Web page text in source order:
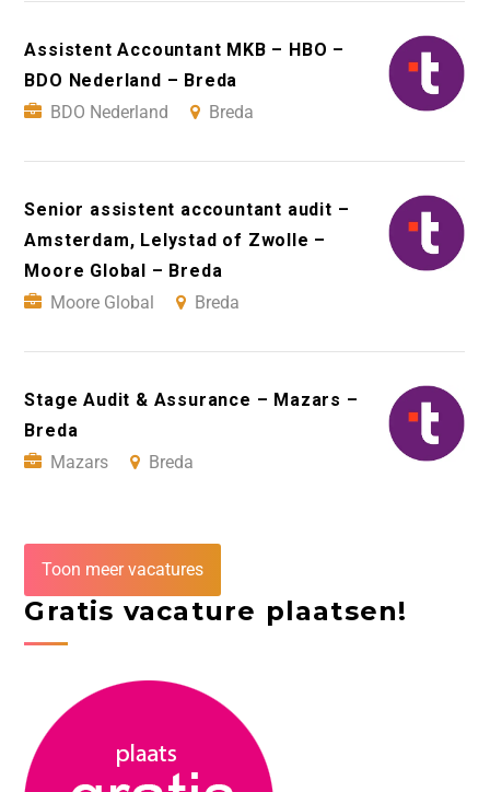
Assistent Accountant MKB – HBO –
BDO Nederland – Breda
BDO Nederland
Breda
Senior assistent accountant audit –
Amsterdam, Lelystad of Zwolle –
Moore Global – Breda
Moore Global
Breda
Stage Audit & Assurance – Mazars –
Breda
Mazars
Breda
Toon meer vacatures
Gratis vacature plaatsen!